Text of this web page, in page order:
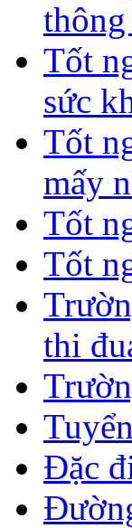
Tốt
sức
Tốt
mấy
Tốt
Tốt
thi
Đặc